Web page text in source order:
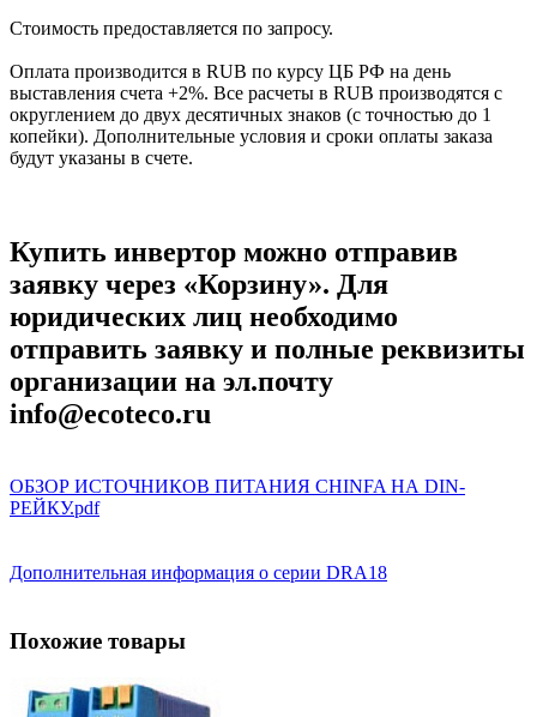
Стоимость предоставляется по запросу.
Оплата производится в RUB по курсу ЦБ РФ на день
выставления счета +2%. Все расчеты в RUB производятся с
округлением до двух десятичных знаков (с точностью до 1
копейки). Дополнительные условия и сроки оплаты заказа
будут указаны в счете.
Купить инвертор можно отправив
заявку через «Корзину». Для
юридических лиц необходимо
отправить заявку и полные реквизиты
организации на эл.почту
info@ecoteco.ru
ОБЗОР ИСТОЧНИКОВ ПИТАНИЯ CHINFA НА DIN-
РЕЙКУ.pdf
Дополнительная информация о серии DRA18
Похожие товары